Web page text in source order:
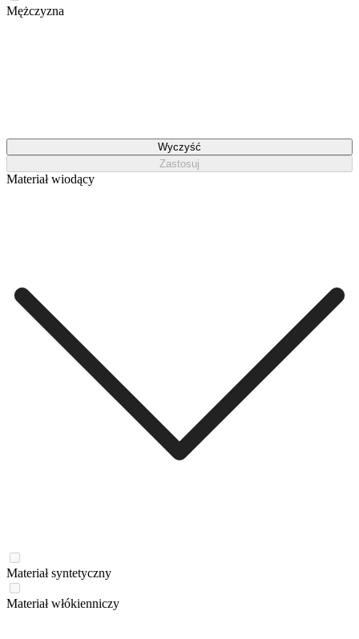
Mężczyzna
Wyczyść
Zastosuj
Materiał wiodący
Materiał syntetyczny
Materiał włókienniczy